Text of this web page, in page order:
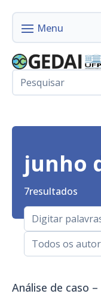
junho
7resultados
Todos os
Análise de caso –